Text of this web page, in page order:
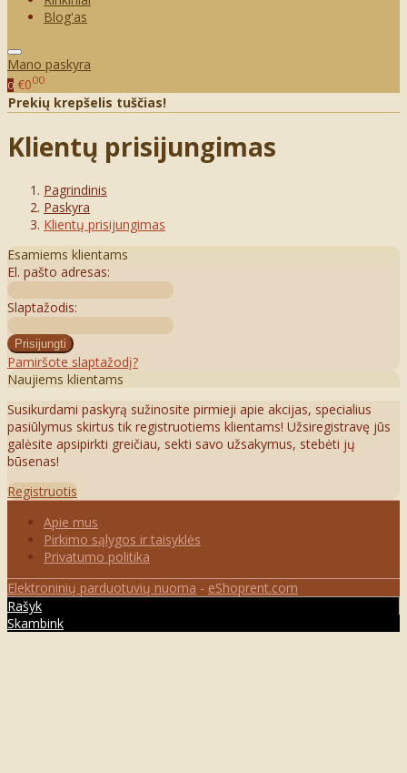
Blog'as
Mano paskyra
0 €000
Prekių krepšelis tuščias!
Klientų prisijungimas
Pagrindinis
Paskyra
Klientų prisijungimas
Esamiems klientams
El. pašto adresas:
Slaptažodis:
Pamiršote slaptažodį?
Naujiems klientams
Susikurdami paskyrą sužinosite pirmieji apie akcijas, specialius
pasiūlymus skirtus tik registruotiems klientams! Užsiregistravę jūs
galėsite apsipirkti greičiau, sekti savo užsakymus, stebėti jų
būsenas!
Registruotis
Apie mus
Pirkimo sąlygos ir taisyklės
Privatumo politika
Elektroninių parduotuvių nuoma - eShoprent.com
Rašyk
Skambink